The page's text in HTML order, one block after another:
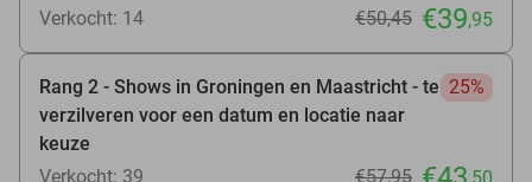
Verkocht: 14 €50,45 €39,95
Rang 2 - Shows in Groningen en Maastricht - te
verzilveren voor een datum en locatie naar
keuze
25%
Verkocht: 39 €57,95